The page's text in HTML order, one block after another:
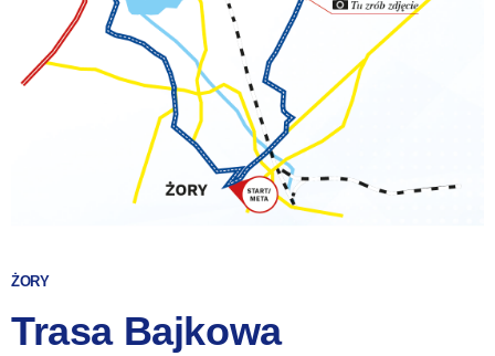
ŻORY
Trasa Bajkowa